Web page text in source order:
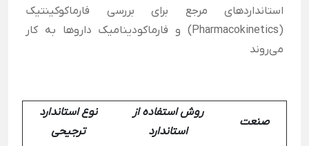
استانداردهای مرجع برای بررسی فارماکوکینتیک
(Pharmacokinetics) و فارماکودینامیک داروها به کار
می‌روند
صنعت
روش استفاده از
استاندارد
نوع استاندارد
ترجیحی